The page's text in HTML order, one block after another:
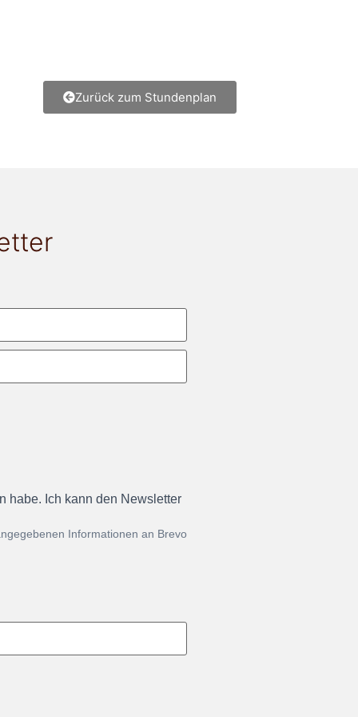
Zurück zum Stundenplan
habe. Ich kann den Newsletter
Informationen an Brevo